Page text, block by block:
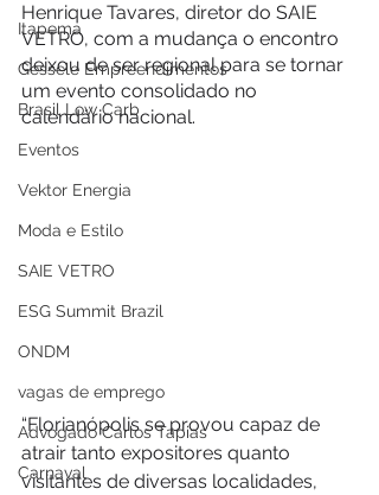
Itapema
Gessele Empreendimentos
Brasil Low Carb
Eventos
Vektor Energia
Moda e Estilo
SAIE VETRO
ESG Summit Brazil
ONDM
vagas de emprego
Advogado Carlos Tapias
Carnaval
Henrique Tavares, diretor do SAIE
VETRO, com a mudança o encontro
deixou de ser regional para se tornar
um evento consolidado no
calendário nacional.
“Florianópolis se provou capaz de
atrair tanto expositores quanto
visitantes de diversas localidades,